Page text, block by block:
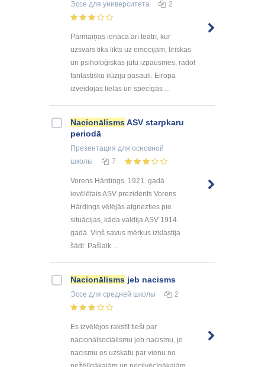
Эссе для университета 2
Pārmaiņas ienāca arī teātrī, kur
uzsvars tika likts uz emocijām, liriskas
un psiholoģiskas jūtu izpausmes, radot
fantastisku ilūziju pasauli. Eiropā
izveidojās lielas un spēcīgās ...
NacionālismsASV starpkaru
periodā
Презентация для основной
школы
7
Vorens Hārdings. 1921. gadā
ievēlētais ASV prezidents Vorens
Hārdings vēlējās atgriezties pie
situācijas, kāda valdīja ASV 1914.
gadā. Viņš savus mērķus izklāstīja
šādi: Pašlaik ...
Nacionālisms jeb nacisms
Эссе для средней школы 2
Es izvēlējos rakstīt tieši par
nacionālsociālismu jeb nacismu, jo
nacismu es uzskatu par vienu no